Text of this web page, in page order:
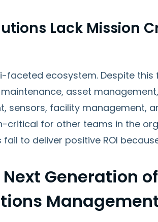
Lack Mission
faceted ecosystem. Despite
asset
sensors, facility management,
critical for other teams in the
to deliver positive ROI
Generation